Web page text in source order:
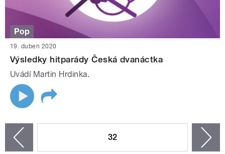
Pop
19. duben 2020
Výsledky hitparády Česká dvanáctka
Uvádí Martin Hrdinka.
32